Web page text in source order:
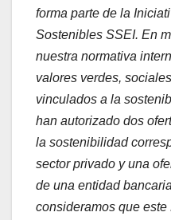
forma parte de la
Sostenibles SSEI. En
nuestra normativa
valores verdes,
vinculados a la
han autorizado dos
la sostenibilidad
sector privado y una
de una entidad
consideramos que este